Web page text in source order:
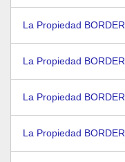
La Propiedad
La Propiedad
La Propiedad
La Propiedad